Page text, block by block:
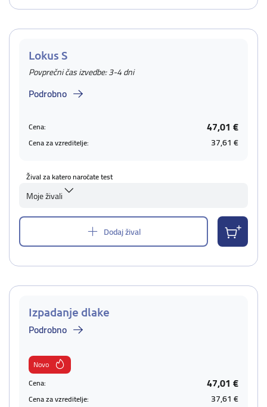
Lokus S
Povprečni čas izvedbe: 3-4 dni
Podrobno
Cena: 47,01 €
Cena za vzreditelje: 37,61 €
Žival za katero naročate test
Moje živali
Dodaj žival
Izpadanje dlake
Podrobno
Novo
Cena:
47,01 €
Cena za vzreditelje: 37,61 €